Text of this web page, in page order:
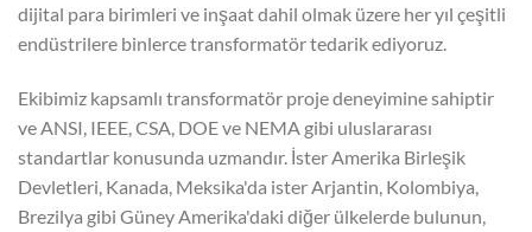
dijital para birimleri ve inşaat dahil olmak üzere her yıl çeşitli
endüstrilere binlerce transformatör tedarik ediyoruz.
Ekibimiz kapsamlı transformatör proje deneyimine sahiptir
ve ANSI, IEEE, CSA, DOE ve NEMA gibi uluslararası
standartlar konusunda uzmandır. İster Amerika Birleşik
Devletleri, Kanada, Meksika'da ister Arjantin, Kolombiya,
Brezilya gibi Güney Amerika'daki diğer ülkelerde bulunun,